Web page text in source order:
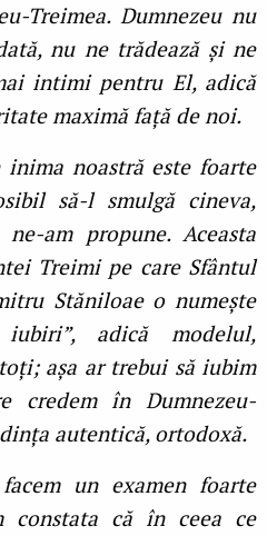
Treimea. Dumnezeu nu
nu ne trădează și ne
intimi pentru El, adică
maximă față de noi.
noastră este foarte
să-l smulgă cineva,
am propune. Aceasta
Treimi pe care Sfântul
Stăniloae o numește
iubiri”, adică modelul,
așa ar trebui să iubim
credem în Dumnezeu-
autentică, ortodoxă.
un examen foarte
constata că în ceea ce